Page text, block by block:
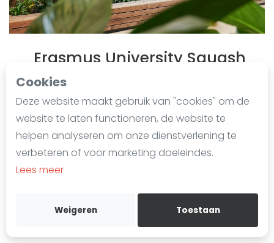
Cookies
Deze website maakt gebruik van "cookies" om de
website te laten functioneren, de website te
helpen analyseren om onze dienstverlening te
verbeteren of voor marketing doeleindes.
Lees meer
Weigeren Toestaan
Alles
SBN Eredivisie
Agenda
Squash
Squash Den Haag
Erasmus University Squash
639 impressies sinds 27 februari 2024
Burgemeester Oudlaan 50
3062 PA
Rotterdam
010-4081875
info@erasmussport.nl
Routebeschrijving